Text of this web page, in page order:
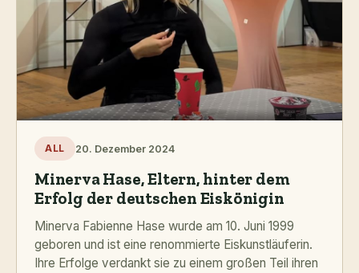
ALL 20. Dezember 2024
Minerva Hase, Eltern, hinter dem
Erfolg der deutschen Eiskönigin
Minerva Fabienne Hase wurde am 10. Juni 1999
geboren und ist eine renommierte Eiskunstläuferin.
Ihre Erfolge verdankt sie zu einem großen Teil ihren